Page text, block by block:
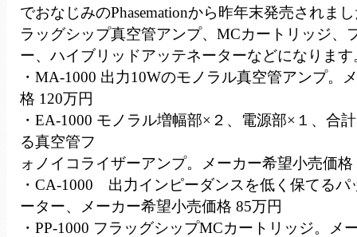
でおなじみのPhasemationから昨年末発売されまし
ラッグシップ真空管アンプ、MCカートリッジ、
ー、ハイブリッドアッテネーターなどになります
・MA-1000 出力10Wのモノラル真空管アンプ。
格 120万円
・EA-1000 モノラル増幅部×２、電源部×１、合
る真空管フ
ォノイコライザーアンプ。メーカー希望小売価格
・CA-1000 出力インピーダンスを低く保てるパ
ーター、メーカー希望小売価格 85万円
・PP-1000 フラッグシップMCカートリッジ。メ